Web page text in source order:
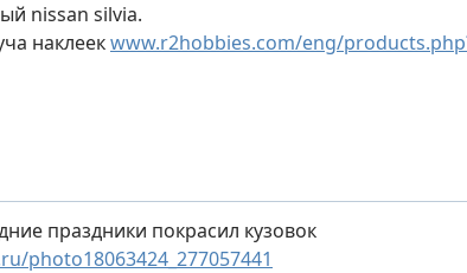
nissan silvia.
наклеекwww.r2hobbies.com/eng/
праздники покрасил кузовок
photo18063424_277057441